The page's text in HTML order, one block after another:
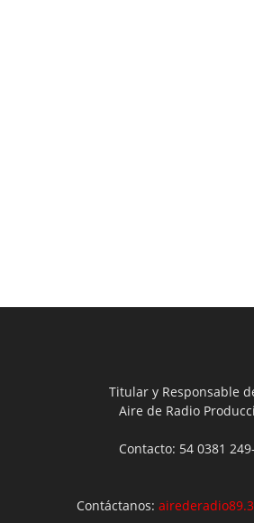
Titular y Responsable
Aire de Radio
Contacto: 54 0381
Contáctanos: